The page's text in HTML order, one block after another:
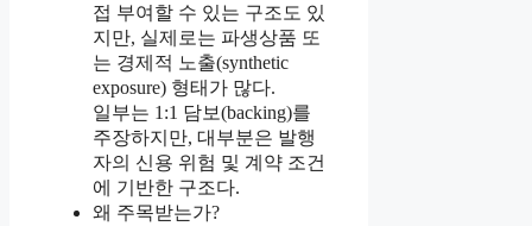
접 부여할 수 있는 구조도 있
지만, 실제로는 파생상품 또
는 경제적 노출(synthetic
exposure) 형태가 많다.
일부는 1:1 담보(backing)를
주장하지만, 대부분은 발행
자의 신용 위험 및 계약 조건
에 기반한 구조다.
왜 주목받는가?